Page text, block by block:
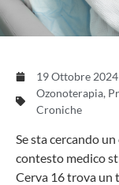
19 Ottobre 2024
Ozonoterapia,
Croniche
Se sta cercando
contesto medico
Cerva 16 trova un